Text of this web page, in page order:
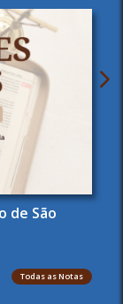
de São
Todas as Notas